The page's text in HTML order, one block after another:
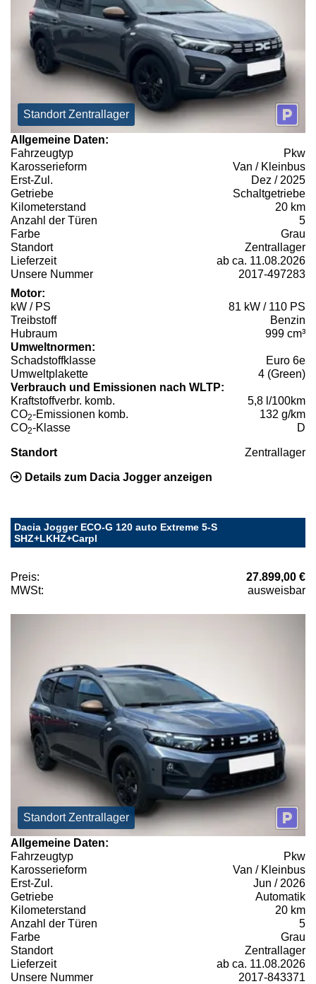
Standort Zentrallager
Allgemeine Daten:
Fahrzeugtyp
Pkw
Karosserieform
Van / Kleinbus
Erst-Zul.
Dez / 2025
Getriebe
Schaltgetriebe
Kilometerstand
20 km
Anzahl der Türen
5
Farbe
Grau
Standort
Zentrallager
Lieferzeit
ab ca. 11.08.2026
Unsere Nummer
2017-497283
Motor:
kW / PS
81 kW / 110 PS
Treibstoff
Benzin
Hubraum
999 cm³
Umweltnormen:
Schadstoffklasse
Euro 6e
Umweltplakette
4 (Green)
Verbrauch und Emissionen nach WLTP:
Kraftstoffverbr. komb.
5,8 l/100km
CO2-Emissionen komb.
132 g/km
CO2-Klasse D
Standort Zentrallager
Details zum Dacia Jogger anzeigen
Dacia Jogger ECO-G 120 auto Extreme 5-S
SHZ+LKHZ+Carpl
Preis:
27.899,00 €
MWSt:
ausweisbar
Standort Zentrallager
Allgemeine Daten:
Fahrzeugtyp
Pkw
Karosserieform
Van / Kleinbus
Erst-Zul.
Jun / 2026
Getriebe
Automatik
Kilometerstand
20 km
Anzahl der Türen
5
Farbe
Grau
Standort
Zentrallager
Lieferzeit
ab ca. 11.08.2026
Unsere Nummer
2017-843371